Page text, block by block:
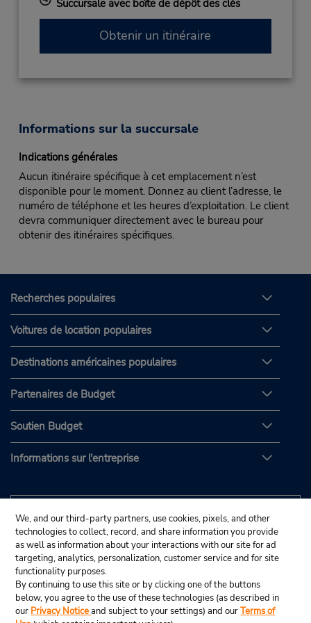
Succursale avec boîte de dépôt des clés
Obtenir un itinéraire
Informations sur la succursale
Indications générales
Aucun itinéraire spécifique à cet emplacement n’est
disponible pour le moment. Donnez au client l’adresse, le
numéro de téléphone et les heures d’exploitation. Le client
devra communiquer directement avec le bureau pour
obtenir des itinéraires spécifiques.
Recherches populaires
Voitures de location populaires
Destinations américaines populaires
Partenaires de Budget
Soutien Budget
Informations sur l'entreprise
We, and our third-party partners, use cookies, pixels, and other
technologies to collect, record, and share information you provide
as well as information about your interactions with our site for ad
targeting, analytics, personalization, customer service and for site
functionality purposes.
By continuing to use this site or by clicking one of the buttons
below, you agree to the use of these technologies (as described in
our Privacy Noticeand subject to your settings) and ourTerms of